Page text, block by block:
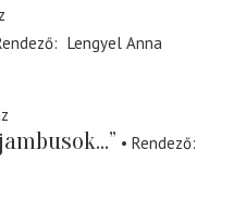
Lengyel Anna
Rendező